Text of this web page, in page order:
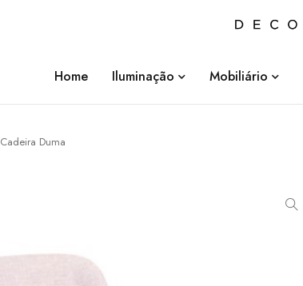
Home Iluminação Mobiliário
Cadeira Duma